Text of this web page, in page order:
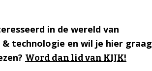
in de wereld van
& technologie en wil je hier graag
Word dan lid van KIJK!